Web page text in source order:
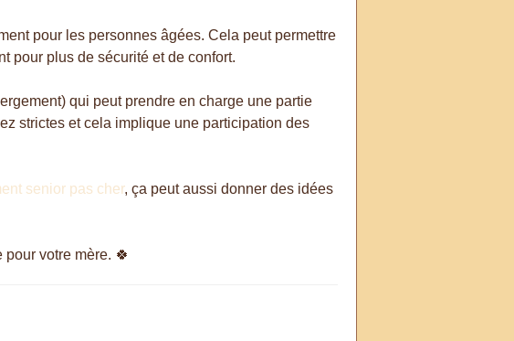
pour les personnes âgées. Cela peut permettre
pour plus de sécurité et de confort.
qui peut prendre en charge une partie
strictes et cela implique une participation des
senior pas cher, ça peut aussi donner des idées
votre mère. 🍀